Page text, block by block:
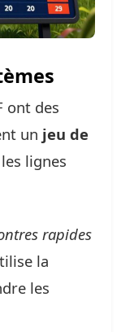
ont des
un jeu de
lignes
rapides
la
les